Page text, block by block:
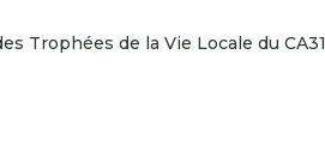
Trophées de la Vie Locale du